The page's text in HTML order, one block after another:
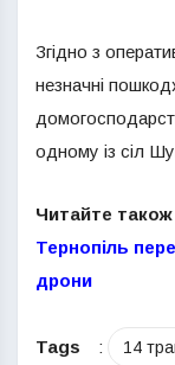
Згідно з
незначні
одному із сіл
Читайте також
Тернопіль
дрони
Tags : 14